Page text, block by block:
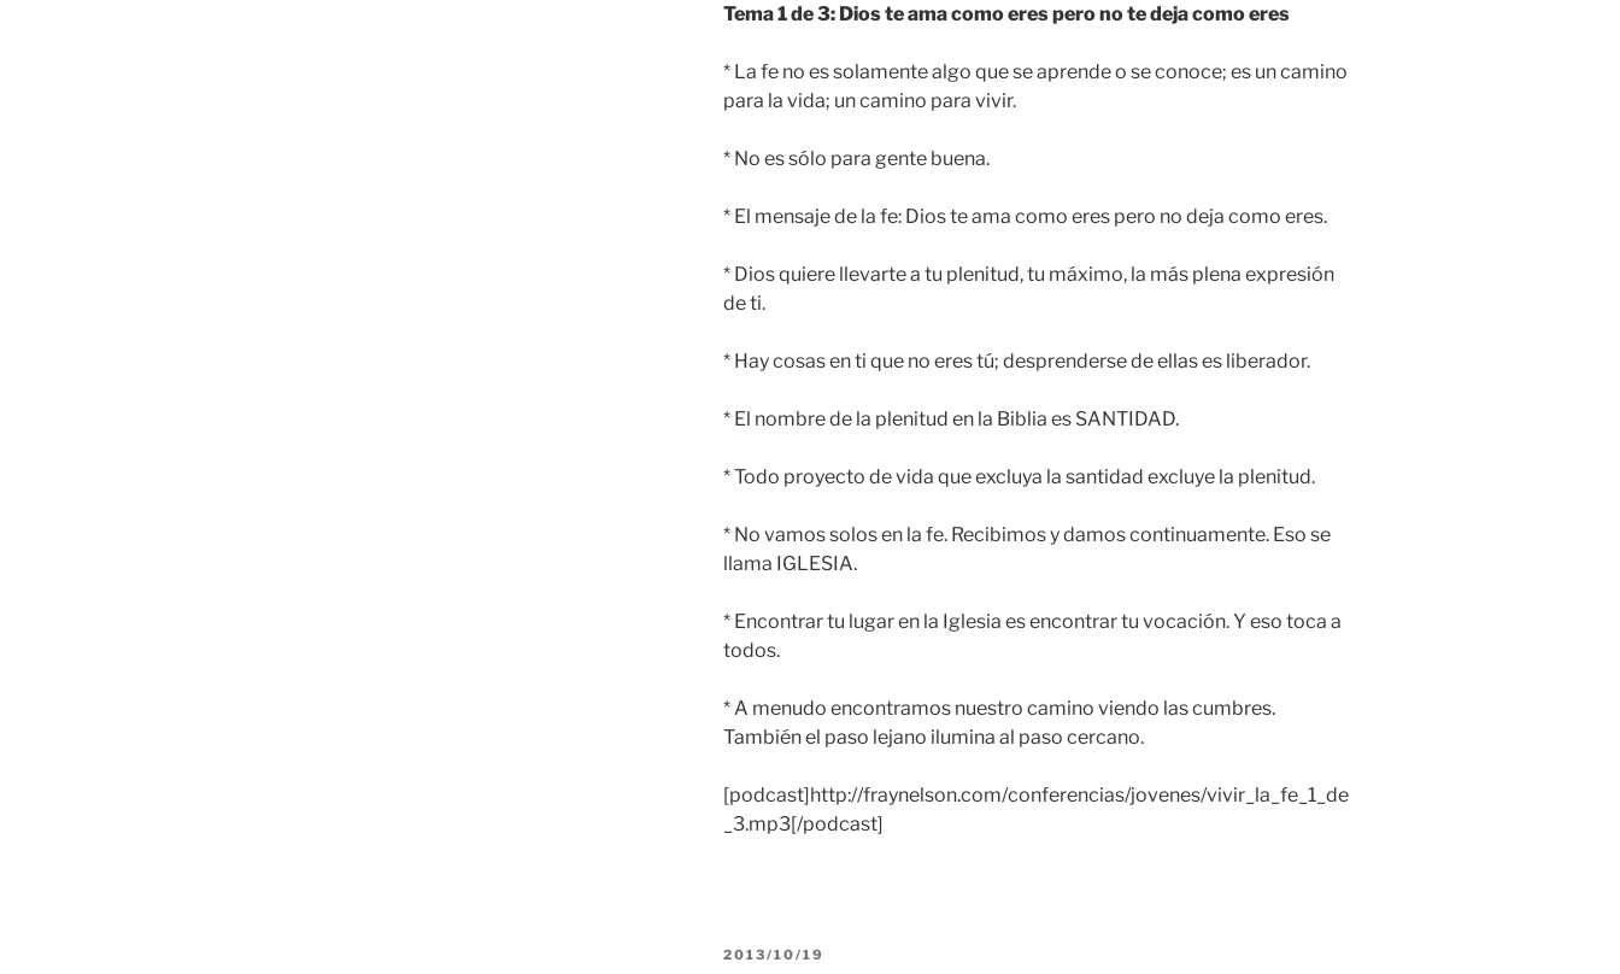
Tema 1 de 3: Dios te ama como eres pero no te deja como eres
* La fe no es solamente algo que se aprende o se conoce; es un camino
para la vida; un camino para vivir.
* No es sólo para gente buena.
* El mensaje de la fe: Dios te ama como eres pero no deja como eres.
* Dios quiere llevarte a tu plenitud, tu máximo, la más plena expresión
de ti.
* Hay cosas en ti que no eres tú; desprenderse de ellas es liberador.
* El nombre de la plenitud en la Biblia es SANTIDAD.
* Todo proyecto de vida que excluya la santidad excluye la plenitud.
* No vamos solos en la fe. Recibimos y damos continuamente. Eso se
llama IGLESIA.
* Encontrar tu lugar en la Iglesia es encontrar tu vocación. Y eso toca a
todos.
* A menudo encontramos nuestro camino viendo las cumbres.
También el paso lejano ilumina al paso cercano.
[podcast]http://fraynelson.com/conferencias/jovenes/vivir_la_fe_1_de
_3.mp3[/podcast]
PUBLICADO
2013/10/19